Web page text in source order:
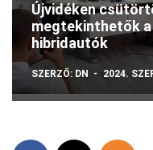
Újvidéken
megtekinthetők
hibridautók
SZERZŐ: DN 2024.